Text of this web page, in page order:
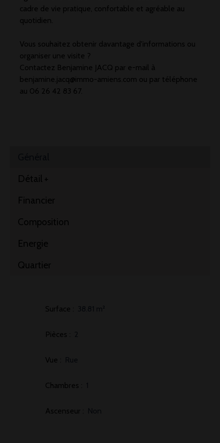
cadre de vie pratique, confortable et agréable au
quotidien.
Vous souhaitez obtenir davantage d'informations ou
organiser une visite ?
Contactez Benjamine JACQ par e-mail à
benjamine.jacq@immo-amiens.com ou par téléphone
au 06 26 42 83 67.
Détail +
Financier
Composition
Energie
Quartier
Surface :
Pièces :
Vue :
Chambres :
Ascenseur :